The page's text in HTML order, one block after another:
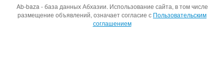
Ab-baza - база данных Абхазии. Использование сайта, в том числе
размещение объявлений, означает согласие с Пользовательским
соглашением